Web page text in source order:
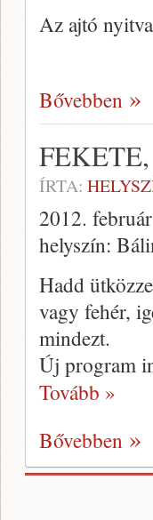
Az ajtó
Bővebben
ÍRTA:
2012.
helyszín:
Hadd
vagy fehér,
mindezt.
Új program
Tovább »
Bővebben